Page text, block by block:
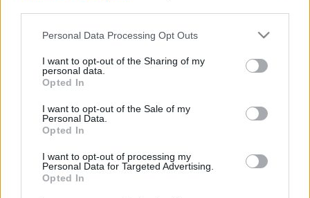
Please note that this website/app uses one or more Google
not limited to your visit or usage behaviour. You may click to
grant or deny consent to Google and its third-party tags to
use your data for below specified purposes in below Google
consent section.
Personal Data Processing Opt Outs
I want to opt-out of the Sharing of my
personal data.
Opted In
I want to opt-out of the Sale of my
Personal Data.
Opted In
I want to opt-out of processing my
Personal Data for Targeted Advertising.
Opted In